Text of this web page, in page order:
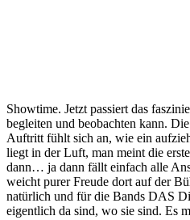
Showtime. Jetzt passiert das
begleiten und beobachten kann.
Auftritt fühlt sich an, wie ein
liegt in der Luft, man meint die
dann… ja dann fällt einfach alle
weicht purer Freude dort auf der
natürlich und für die Bands DAS
eigentlich da sind, wo sie sind. Es